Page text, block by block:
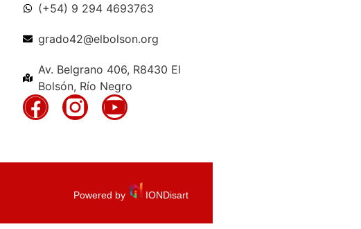
(+54) 9 294 4693763
grado42@elbolson.org
Av. Belgrano 406, R8430 El
Bolsón, Río Negro
Powered by IONDisart